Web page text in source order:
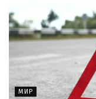
МИР